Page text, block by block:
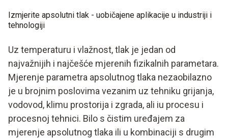
Izmjerite apsolutni tlak - uobičajene aplikacije u industriji i
tehnologiji
Uz temperaturu i vlažnost, tlak je jedan od
najvažnijih i najčešće mjerenih fizikalnih parametara.
Mjerenje parametra apsolutnog tlaka nezaobilazno
je u brojnim poslovima vezanim uz tehniku ​​grijanja,
vodovod, klimu prostorija i zgrada, ali iu procesu i
procesnoj tehnici. Bilo s čistim uređajem za
mjerenje apsolutnog tlaka ili u kombinaciji s drugim